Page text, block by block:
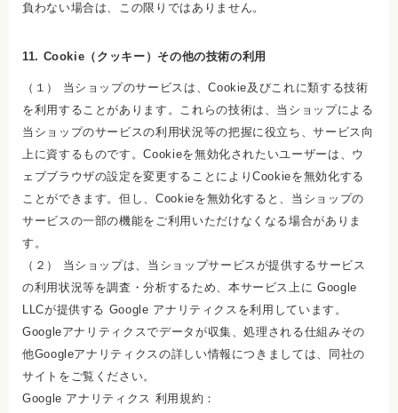
負わない場合は、この限りではありません。
11. Cookie（クッキー）その他の技術の利用
（１） 当ショップのサービスは、Cookie及びこれに類する技術
を利用することがあります。これらの技術は、当ショップによる
当ショップのサービスの利用状況等の把握に役立ち、サービス向
上に資するものです。Cookieを無効化されたいユーザーは、ウ
ェブブラウザの設定を変更することによりCookieを無効化する
ことができます。但し、Cookieを無効化すると、当ショップの
サービスの一部の機能をご利用いただけなくなる場合がありま
す。
（２） 当ショップは、当ショップサービスが提供するサービス
の利用状況等を調査・分析するため、本サービス上に Google
LLCが提供する Google アナリティクスを利用しています。
Googleアナリティクスでデータが収集、処理される仕組みその
他Googleアナリティクスの詳しい情報につきましては、同社の
サイトをご覧ください。
Google アナリティクス 利用規約：